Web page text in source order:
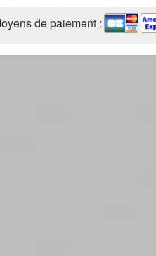
de paiement :